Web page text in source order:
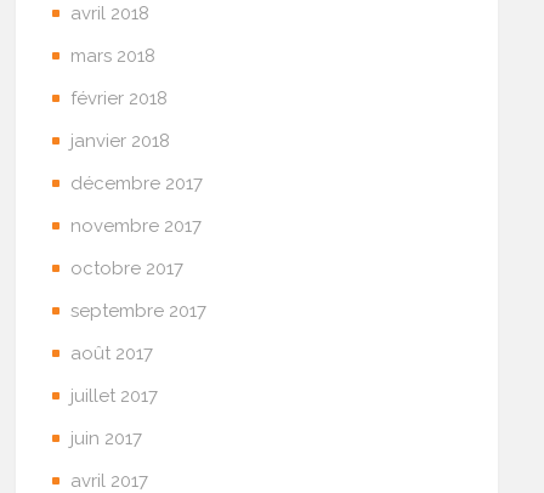
avril 2018
mars 2018
février 2018
janvier 2018
décembre 2017
novembre 2017
octobre 2017
septembre 2017
août 2017
juillet 2017
juin 2017
avril 2017